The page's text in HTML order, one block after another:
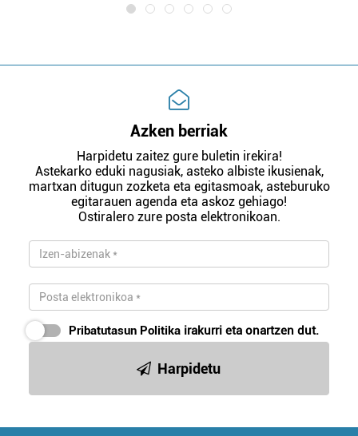
Azken berriak
Harpidetu zaitez gure buletin irekira!
Astekarko eduki nagusiak, asteko albiste ikusienak,
martxan ditugun zozketa eta egitasmoak, asteburuko
egitarauen agenda eta askoz gehiago!
Ostiralero zure posta elektronikoan.
Pribatutasun Politika irakurri eta onartzen dut.
Harpidetu